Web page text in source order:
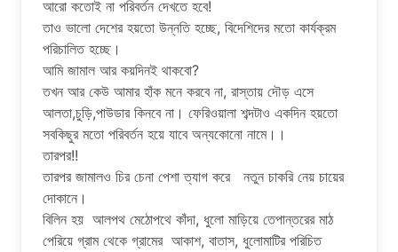
আরো কতোই না পরিবর্তন দেখতে হবে!
তাও ভালো দেশের হয়তো উন্নতি হচ্ছে, বিদেশিদের মতো কার্যক্রম
পরিচালিত হচ্ছে।
আমি জামাল আর কয়দিনই থাকবো?
তখন আর কেউ আমার হাঁক মনে করবে না, রাস্তায় দৌড় এসে
আলতা,চুড়ি,পাউডার কিনবে না। ফেরিওয়ালা শব্দটাও একদিন হয়তো
সবকিছুর মতো পরিবর্তন হয়ে যাবে অন্যকোনো নামে।।
তারপর!!
তারপর জামালও চির চেনা পেশা ত্যাগ করে নতুন চাকরি নেয় চায়ের
দোকানে।
বিলিন হয় আলপথ মেঠোপথে কাঁদা, ধুলো মাড়িয়ে তেপান্তরের মাঠ
পেরিয়ে গ্রাম থেকে গ্রামের আকাশ, বাতাস, ধুলোমাটির পরিচিত